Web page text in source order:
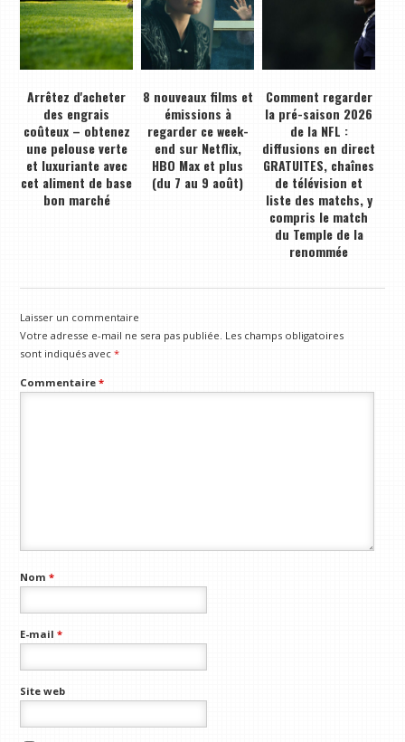
Arrêtez d'acheter
des engrais
coûteux – obtenez
une pelouse verte
et luxuriante avec
cet aliment de base
bon marché
8 nouveaux films et
émissions à
regarder ce week-
end sur Netflix,
HBO Max et plus
(du 7 au 9 août)
Comment regarder
la pré-saison 2026
de la NFL :
diffusions en direct
GRATUITES, chaînes
de télévision et
liste des matchs, y
compris le match
du Temple de la
renommée
Laisser un commentaire
Votre adresse e-mail ne sera pas publiée. Les champs obligatoires
sont indiqués avec*
Commentaire*
Nom*
E-mail*
Site web